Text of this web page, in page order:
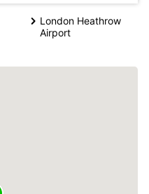
London Heathrow
Airport